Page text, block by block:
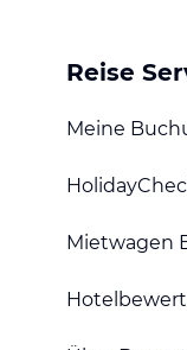
Reise
Meine
Mietwagen